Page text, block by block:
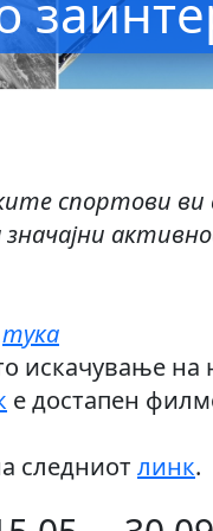
спортови ви
тука
на
е достапен
следниот линк.